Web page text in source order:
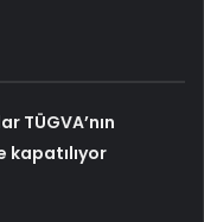
TÜGVA’nın